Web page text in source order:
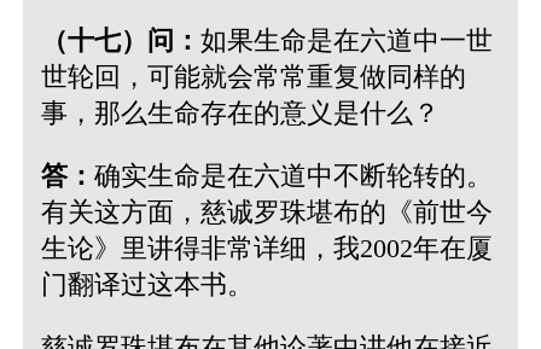
（十七）问： 如果生命是在六道中一世
世轮回，可能就会常常重复做同样的
事，那么生命存在的意义是什么？
答： 确实生命是在六道中不断轮转的。
有关这方面，慈诚罗珠堪布的《前世今
生论》里讲得非常详细，我2002年在厦
门翻译过这本书。